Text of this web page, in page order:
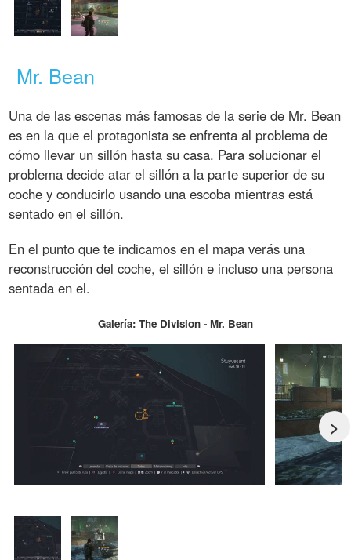
Mr. Bean
Una de las escenas más famosas de la serie de Mr. Bean
es en la que el protagonista se enfrenta al problema de
cómo llevar un sillón hasta su casa. Para solucionar el
problema decide atar el sillón a la parte superior de su
coche y conducirlo usando una escoba mientras está
sentado en el sillón.
En el punto que te indicamos en el mapa verás una
reconstrucción del coche, el sillón e incluso una persona
sentada en el.
Galería: The Division - Mr. Bean
>